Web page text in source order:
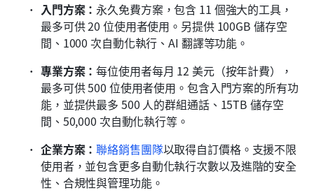
入門方案： 永久免費方案，包含 11 個強大的工具，
最多可供 20 位使用者使用。另提供 100GB 儲存空
間、1000 次自動化執行、AI 翻譯等功能。
專業方案：每位使用者每月 12 美元（按年計費），
最多可供 500 位使用者使用。包含入門方案的所有功
能，並提供最多 500 人的群組通話、15TB 儲存空
間、50,000 次自動化執行等。
企業方案：聯絡銷售團隊以取得自訂價格。支援不限
使用者，並包含更多自動化執行次數以及進階的安全
性、合規性與管理功能。